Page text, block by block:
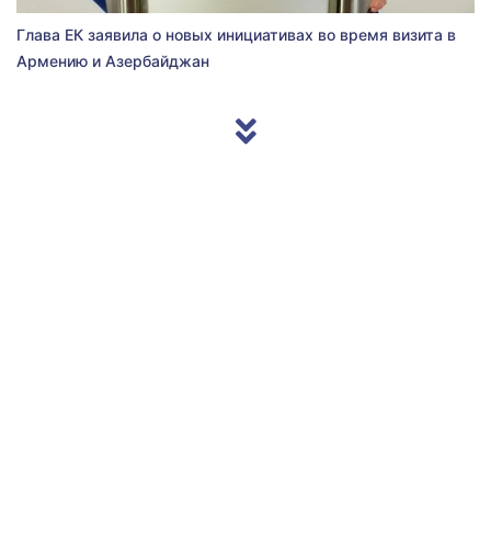
Глава ЕК заявила о новых инициативах во время визита в
Армению и Азербайджан